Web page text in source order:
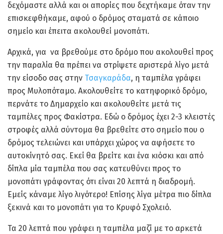
δεχόμαστε αλλά και οι απορίες που δεχτήκαμε όταν την
επισκεφθήκαμε, αφού ο δρόμος σταματά σε κάποιο
σημείο και έπειτα ακολουθεί μονοπάτι.
Αρχικά, για να βρεθούμε στο δρόμο που ακολουθεί προς
την παραλία θα πρέπει να στρίψετε αριστερά λίγο μετά
την είσοδο σας στην Τσαγκαράδα, η ταμπέλα γράφει
προς Μυλοπόταμο. Ακολουθείτε το κατηφορικό δρόμο,
περνάτε το Δημαρχείο και ακολουθείτε μετά τις
ταμπέλες προς Φακίστρα. Εδώ ο δρόμος έχει 2-3 κλειστές
στροφές αλλά σύντομα θα βρεθείτε στο σημείο που ο
δρόμος τελειώνει και υπάρχει χώρος να αφήσετε το
αυτοκίνητό σας. Εκεί θα βρείτε και ένα κιόσκι και από
δίπλα μία ταμπέλα που σας κατευθύνει προς το
μονοπάτι γράφοντας ότι είναι 20 λεπτά η διαδρομή.
Εμείς κάναμε λίγο λιγότερο! Επίσης λίγα μέτρα πιο δίπλα
ξεκινά και το μονοπάτι για το Κρυφό Σχολειό.
Τα 20 λεπτά που γράφει η ταμπέλα μαζί με το αρκετά